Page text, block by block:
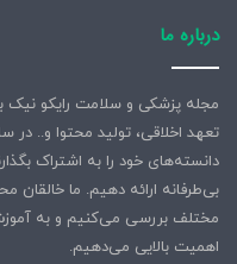
درباره ما
مجله پزشکی و سلامت رایکو نیک با
دانسته‌های خود را به اشتراک
بی‌طرفانه ارائه دهیم. ما
مختلف بررسی می‌کنیم و به
اهمیت بالایی می‌دهیم.